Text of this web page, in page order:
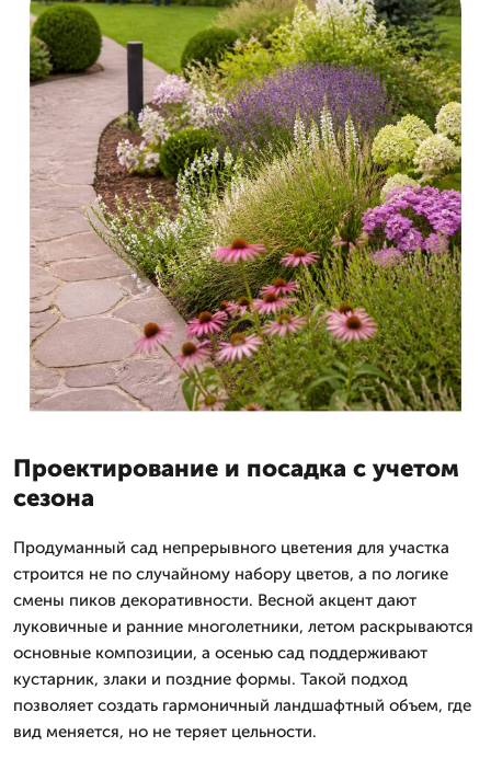
Проектирование и посадка с учетом
сезона
Продуманный сад непрерывного цветения для участка
строится не по случайному набору цветов, а по логике
смены пиков декоративности. Весной акцент дают
луковичные и ранние многолетники, летом раскрываются
основные композиции, а осенью сад поддерживают
кустарник, злаки и поздние формы. Такой подход
позволяет создать гармоничный ландшафтный объем, где
вид меняется, но не теряет цельности.